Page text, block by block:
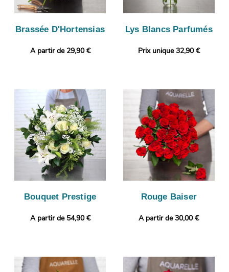
Brassée D'Hortensias
A partir de 29,90 €
Lys Blancs Parfumés
Prix unique 32,90 €
Bouquet Prestige
A partir de 54,90 €
Rouge Baiser
A partir de 30,00 €